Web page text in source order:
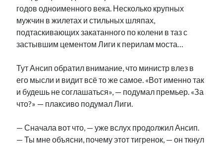
годов одноименного века. Несколько крупных
мужчин в жилетах и стильных шляпах,
подтаскивающих закатанного по колени в таз с
застывшим цементом Лиги к перилам моста…
Тут Ансип обратил внимание, что министр влез в
его мысли и видит всё то же самое. «Вот именно так
и будешь не соглашаться», — подумал премьер. «За
что?» — плаксиво подумал Лиги.
— Сначала вот что, — уже вслух продолжил Ансип.
— Ты мне объясни, почему этот тигренок, — он ткнул